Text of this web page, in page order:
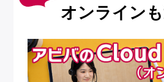
オンライン